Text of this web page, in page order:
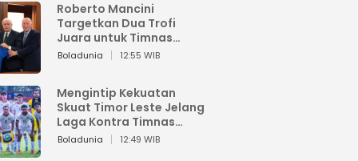
Roberto Mancini
Targetkan Dua Trofi
Juara untuk Timnas
Italia
Boladunia 12:55 WIB
Mengintip Kekuatan
Skuat Timor Leste Jelang
Laga Kontra Timnas
Indonesia di Piala AFF
Boladunia 12:49 WIB